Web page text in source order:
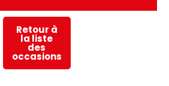
Retour à
la liste
des
occasions